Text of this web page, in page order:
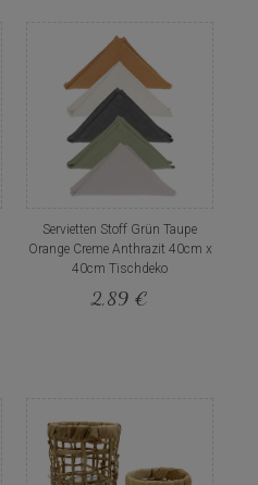
Servietten Stoff Grün Taupe
Orange Creme Anthrazit 40cm x
40cm Tischdeko
2,89 €